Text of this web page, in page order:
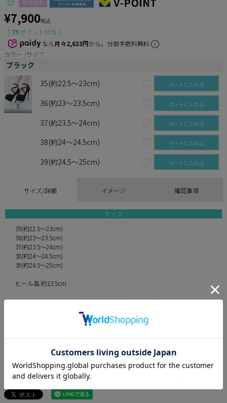
即日発送
¥7,900税込
[ 79 ポイント付与 ]
なら月々2,633円から。分割手数料無料
カラー
サイズ
ブラック
35(約22.5～23cm)
カートに入れる
36(約23～23.5cm) カートに入れる
37(約23.5～24cm) カートに入れる
38(約24～24.5cm) カートに入れる
39(約24.5～25cm) カートに入れる
サイズ/詳細 イメージ 確認事項
サイズ
35(約22.5～23cm)
36(約23～23.5cm)
37(約23.5～24cm)
38(約24～24.5cm)
39(約24.5～25cm)
ヒール高:約13.5cm
予約商品に
関しまして
商品に関する
キャンセル及び